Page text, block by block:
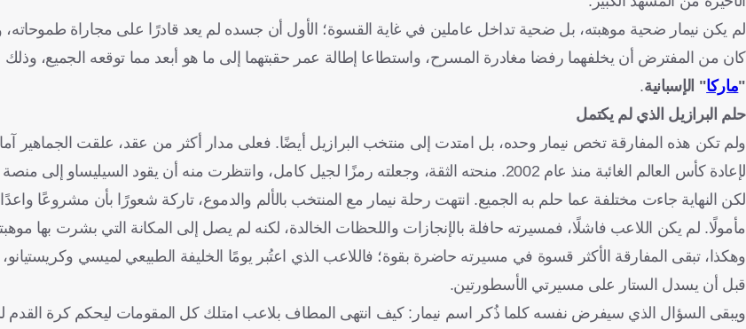
لم يكن نيمار ضحية موهبته، بل ضحية تداخل عاملين في غاية القسوة؛ الأول أن جسده لم يعد قادرًا على مجاراة طموحاته،
كان من المفترض أن يخلفهما رفضا مغادرة المسرح، واستطاعا إطالة عمر حقبتهما إلى ما هو أبعد مما توقعه الجميع،
"ماركا" الإسبانية.
حلم البرازيل الذي لم يكتمل
ولم تكن هذه المفارقة تخص نيمار وحده، بل امتدت إلى منتخب البرازيل أيضًا. فعلى مدار أكثر من عقد، علقت الجماهير
لإعادة كأس العالم الغائبة منذ عام 2002. منحته الثقة، وجعلته رمزًا لجيل كامل، وانتظرت منه أن يقود السيليساو إلى منصة التتويج من جديد.
لكن النهاية جاءت مختلفة عما حلم به الجميع. انتهت رحلة نيمار مع المنتخب بالألم والدموع، تاركة شعورًا بأن مشروعًا
مأمولًا. لم يكن اللاعب فاشلًا، فمسيرته حافلة بالإنجازات واللحظات الخالدة، لكنه لم يصل إلى المكانة التي بشرت بها موهبته
وهكذا، تبقى المفارقة الأكثر قسوة في مسيرته حاضرة بقوة؛ فاللاعب الذي اعتُبر يومًا الخليفة الطبيعي لميسي
قبل أن يسدل الستار على مسيرتي الأسطورتين.
ويبقى السؤال الذي سيفرض نفسه كلما ذُكر اسم نيمار: كيف انتهى المطاف بلاعب امتلك كل المقومات ليحكم كرة القدم